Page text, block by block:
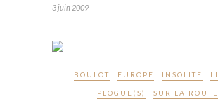
3 juin 2009
BOULOT EUROPE INSOLITE
PLOGUE(S) SUR LA ROUTE